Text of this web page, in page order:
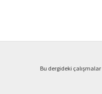
Bu dergideki çalışmalar